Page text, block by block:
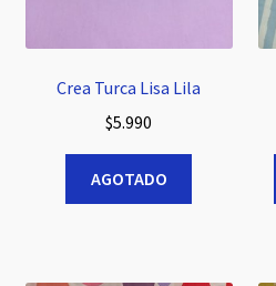
Crea Turca Lisa Lila
$5.990
AGOTADO